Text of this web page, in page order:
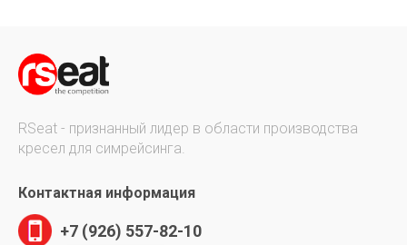
RSeat - признанный лидер в области производства
кресел для симрейсинга.
Контактная информация
+7 (926) 557-82-10